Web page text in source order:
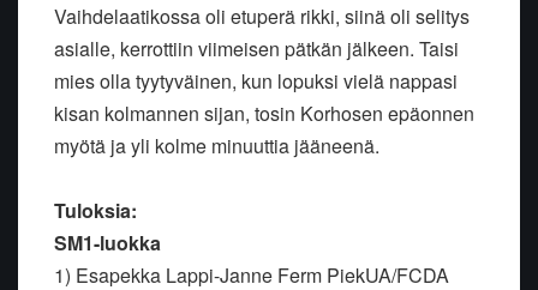
Vaihdelaatikossa oli etuperä rikki, siinä oli selitys
asialle, kerrottiin viimeisen pätkän jälkeen. Taisi
mies olla tyytyväinen, kun lopuksi vielä nappasi
kisan kolmannen sijan, tosin Korhosen epäonnen
myötä ja yli kolme minuuttia jääneenä.
Tuloksia:
SM1-luokka
1) Esapekka Lappi-Janne Ferm PiekUA/FCDA